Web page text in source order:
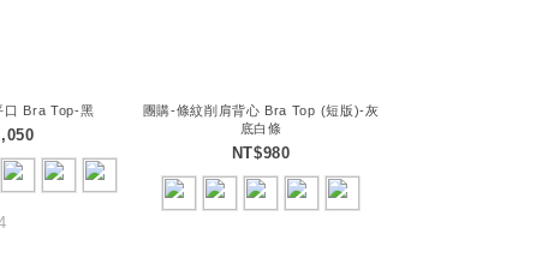
口 Bra Top-黑
團購-條紋削肩背心 Bra Top (短版)-灰
底白條
NT$980